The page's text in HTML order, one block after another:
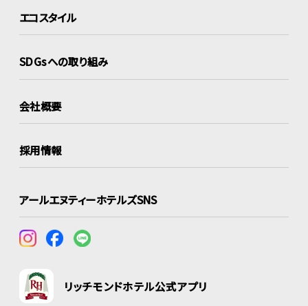
エコスタイル
SDGsへの取り組み
会社概要
採用情報
アールエヌティーホテルズSNS
リッチモンドホテル公式アプリ